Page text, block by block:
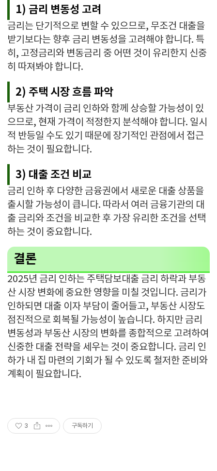
1) 금리 변동성 고려
금리는 단기적으로 변할 수 있으므로, 무조건 대출을
받기보다는 향후 금리 변동성을 고려해야 합니다. 특
히, 고정금리와 변동금리 중 어떤 것이 유리한지 신중
히 따져봐야 합니다.
2) 주택 시장 흐름 파악
부동산 가격이 금리 인하와 함께 상승할 가능성이 있
으므로, 현재 가격이 적정한지 분석해야 합니다. 일시
적 반등일 수도 있기 때문에 장기적인 관점에서 접근
하는 것이 필요합니다.
3) 대출 조건 비교
금리 인하 후 다양한 금융권에서 새로운 대출 상품을
출시할 가능성이 큽니다. 따라서 여러 금융기관의 대
출 금리와 조건을 비교한 후 가장 유리한 조건을 선택
하는 것이 중요합니다.
결론
2025년 금리 인하는 주택담보대출 금리 하락과 부동
산 시장 변화에 중요한 영향을 미칠 것입니다. 금리가
인하되면 대출 이자 부담이 줄어들고, 부동산 시장도
점진적으로 회복될 가능성이 높습니다. 하지만 금리
변동성과 부동산 시장의 변화를 종합적으로 고려하여
신중한 대출 전략을 세우는 것이 중요합니다. 금리 인
하가 내 집 마련의 기회가 될 수 있도록 철저한 준비와
계획이 필요합니다.
3 구독하기